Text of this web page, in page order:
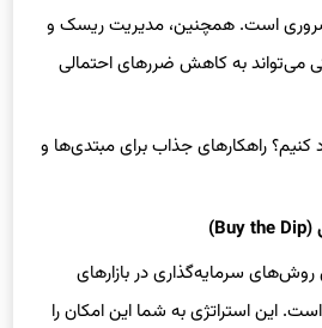
ضروری است. همچنین، مدیریت ریسک و
می‌تواند به کاهش ضررهای احتمالی
روش‌های سرمایه‌گذاری در بازارهای
این استراتژی به شما این امکان را